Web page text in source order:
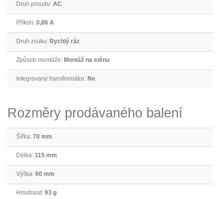
Druh proudu: AC
Příkon: 0,86 A
Druh zvuku: Rychlý ráz
Způsob montáže: Montáž na stěnu
Integrovaný transformátor: Ne
Rozměry prodávaného balení
Šířka: 70 mm
Délka: 115 mm
Výška: 60 mm
Hmotnost: 93 g